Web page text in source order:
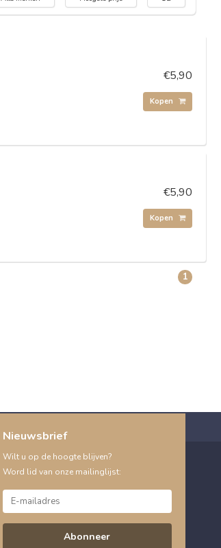
€5,90
Kopen
€5,90
Kopen
1
Nieuwsbrief
Wilt u op de hoogte blijven?
Word lid van onze mailinglijst:
Abonneer